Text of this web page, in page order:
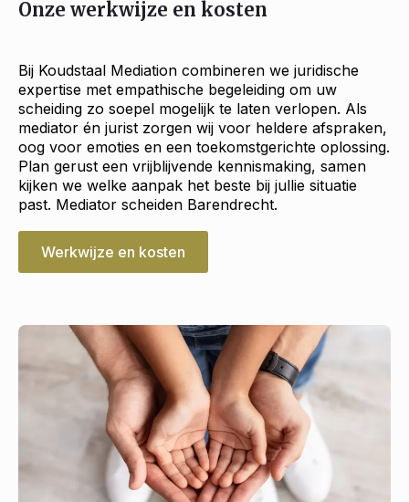
Onze werkwijze en kosten
Bij Koudstaal Mediation combineren we juridische
expertise met empathische begeleiding om uw
scheiding zo soepel mogelijk te laten verlopen. Als
mediator én jurist zorgen wij voor heldere afspraken,
oog voor emoties en een toekomstgerichte oplossing.
Plan gerust een vrijblijvende kennismaking, samen
kijken we welke aanpak het beste bij jullie situatie
past. Mediator scheiden Barendrecht.
Werkwijze en kosten